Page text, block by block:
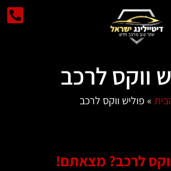
ווקס לרכב
פוליש ווקס לרכב
לרכב? מצאתם!